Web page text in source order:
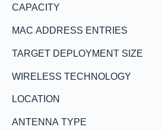
CAPACITY
MAC ADDRESS ENTRIES
TARGET DEPLOYMENT SIZE
WIRELESS TECHNOLOGY
LOCATION
ANTENNA TYPE